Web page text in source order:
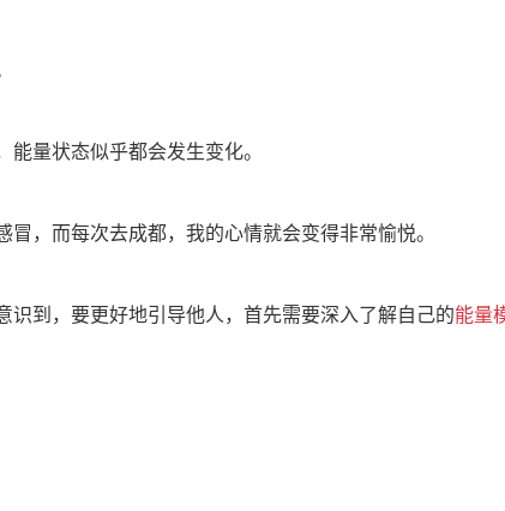
量状态似乎都会发生变化。
，而每次去成都，我的心情就会变得非常愉悦。
到，要更好地引导他人，首先需要深入了解自己的能量